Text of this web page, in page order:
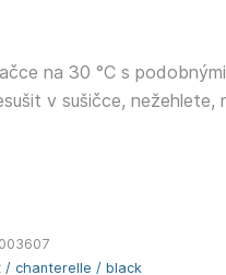
na 30 °C s
v sušičce, nežehlete,
/ chanterelle / black